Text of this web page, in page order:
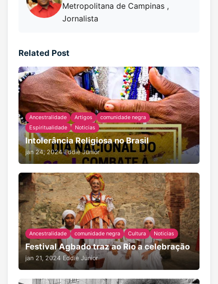
Metropolitana de Campinas ,
Jornalista
Related Post
Ancestralidade Artigos
comunidade negra
Espiritualidade
Noticias
Intolerância Religiosa no Brasil
jan 24, 2024 Eddie Junior
Ancestralidade comunidade negra Cultura Noticias
Festival Agbado traz ao Rio a celebração
jan 21, 2024 Eddie Junior